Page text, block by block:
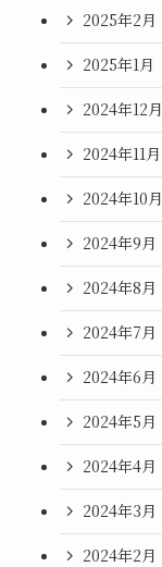
2025年2月
2025年1月
2024年12月
2024年11月
2024年10月
2024年9月
2024年8月
2024年7月
2024年6月
2024年5月
2024年4月
2024年3月
2024年2月